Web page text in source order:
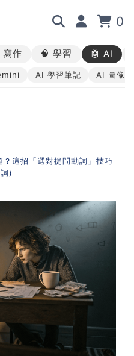
0
場
階
學
作 🧠 學習 🤖 AI
AI 學習筆記 AI 圖像
這招「選對提問動詞」技巧
)